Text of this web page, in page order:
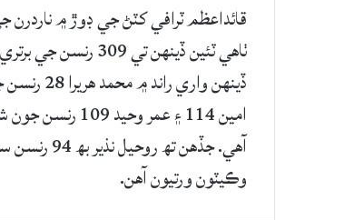
ٺاهي ٽئين ڏينهن
امين 114 ۽
وڪيٽون ورتيون آهن.